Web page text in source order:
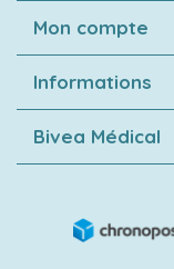
Mon compte
Informations
Bivea Médical